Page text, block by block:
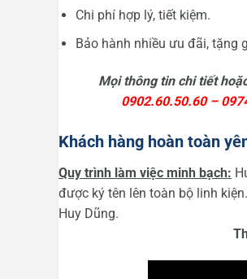
Chi phí hợp lý, tiết kiệm.
Bảo hành nhiều ưu đãi, tặng
Mọi thông tin chi tiết
0902.60.50.60 –
Khách hàng hoàn toàn
Quy trình làm việc minh bạch:
được ký tên lên toàn bộ linh
Huy Dũng.